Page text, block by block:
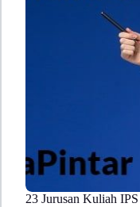
23 Jurusan Kuliah